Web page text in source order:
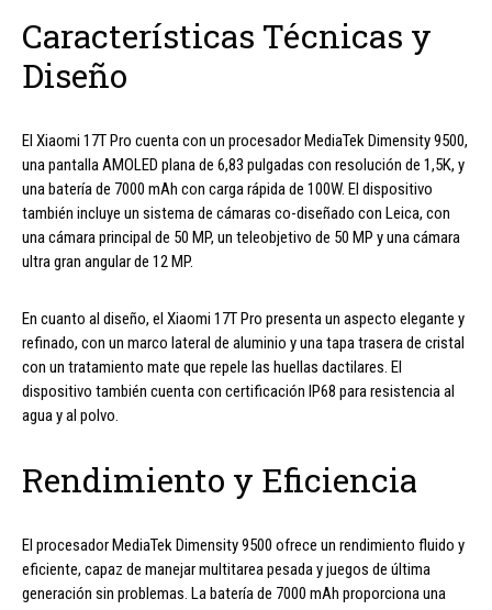
Características Técnicas y
Diseño
El Xiaomi 17T Pro cuenta con un procesador MediaTek Dimensity 9500,
una pantalla AMOLED plana de 6,83 pulgadas con resolución de 1,5K, y
una batería de 7000 mAh con carga rápida de 100W. El dispositivo
también incluye un sistema de cámaras co-diseñado con Leica, con
una cámara principal de 50 MP, un teleobjetivo de 50 MP y una cámara
ultra gran angular de 12 MP.
En cuanto al diseño, el Xiaomi 17T Pro presenta un aspecto elegante y
refinado, con un marco lateral de aluminio y una tapa trasera de cristal
con un tratamiento mate que repele las huellas dactilares. El
dispositivo también cuenta con certificación IP68 para resistencia al
agua y al polvo.
Rendimiento y Eficiencia
El procesador MediaTek Dimensity 9500 ofrece un rendimiento fluido y
eficiente, capaz de manejar multitarea pesada y juegos de última
generación sin problemas. La batería de 7000 mAh proporciona una